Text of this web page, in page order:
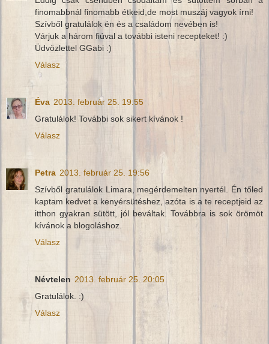
finomabbnál finomabb étkeid,de most muszáj vagyok írni!
Szívből gratulálok én és a családom nevében is!
Várjuk a három fiúval a további isteni recepteket! :)
Üdvözlettel GGabi :)
Válasz
Éva 2013. február 25. 19:55
Gratulálok! További sok sikert kívánok !
Válasz
Petra 2013. február 25. 19:56
Szívből gratulálok Limara, megérdemelten nyertél. Én tőled
kaptam kedvet a kenyérsütéshez, azóta is a te receptjeid az
itthon gyakran sütött, jól beváltak. Továbbra is sok örömöt
kívánok a blogoláshoz.
Válasz
Névtelen 2013. február 25. 20:05
Gratulálok. :)
Válasz